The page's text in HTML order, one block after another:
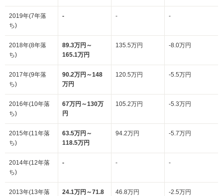
2019年(7年落
ち)
- - -
2018年(8年落
ち)
89.3万円～
165.1万円
135.5万円 -8.0万円
2017年(9年落
ち)
90.2万円～148
万円
120.5万円 -5.5万円
2016年(10年落
ち)
67万円～130万
円
105.2万円 -5.3万円
2015年(11年落
ち)
63.5万円～
118.5万円
94.2万円 -5.7万円
2014年(12年落
ち)
- - -
2013年(13年落
24.1万円～71.8
46.8万円 -2.5万円